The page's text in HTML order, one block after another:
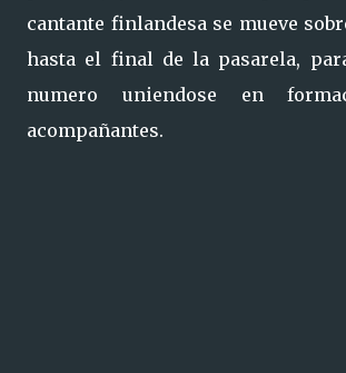
cantante finlandesa se mueve
hasta el final de la pasarela,
numero uniendose en
acompañantes.